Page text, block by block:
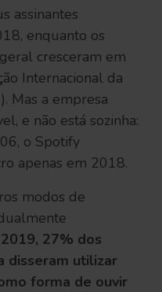
assinantes
enquanto os
cresceram em
Internacional da
Mas a empresa
e não está sozinha:
o Spotify
apenas em 2018.
modos de
27% dos
disseram utilizar
forma de ouvir